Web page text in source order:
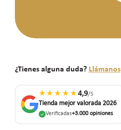
¿Tienes alguna duda? Llámanos
★★★★★4,9/5
Tienda mejor valorada 2026
Verificadas+3.000 opiniones